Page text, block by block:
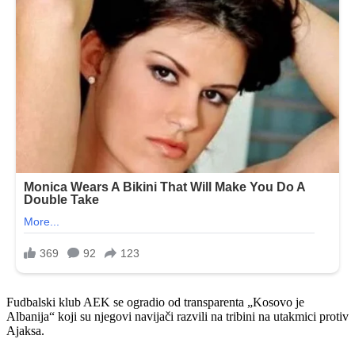
Fudbalski klub AEK se ogradio od transparenta „Kosovo je
Albanija“ koji su njegovi navijači razvili na tribini na utakmici protiv
Ajaksa.